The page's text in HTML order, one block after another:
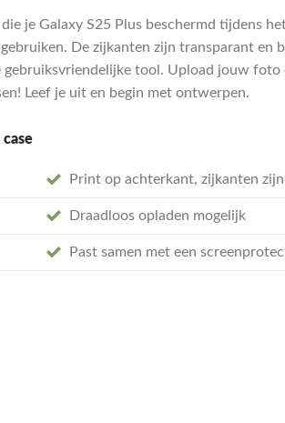
je Galaxy S25 Plus beschermd tijdens
De zijkanten zijn transparant en
gebruiksvriendelijke tool. Upload jouw foto
Leef je uit en begin met ontwerpen.
Print op achterkant, zijkanten
Draadloos opladen mogelijk
Past samen met een
aantal